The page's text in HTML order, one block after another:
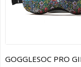
GOGGLESOC PRO